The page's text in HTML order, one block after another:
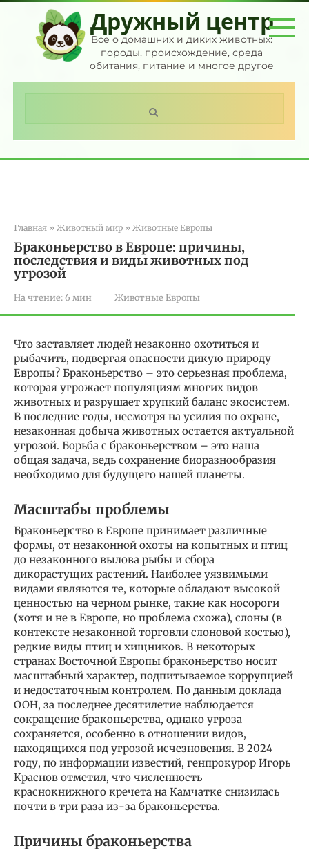
Перейти
контенту
Дружный центр
Все о домашних и диких животных:
породы, происхождение, среда
обитания, питание и многое другое
Главная » Животный мир » Животные Европы
Браконьерство в Европе: причины,
последствия и виды животных под
угрозой
На чтение:6 мин Животные Европы
Что заставляет людей незаконно охотиться и
рыбачить, подвергая опасности дикую природу
Европы? Браконьерство – это серьезная проблема,
которая угрожает популяциям многих видов
животных и разрушает хрупкий баланс экосистем.
В последние годы, несмотря на усилия по охране,
незаконная добыча животных остается актуальной
угрозой. Борьба с браконьерством – это наша
общая задача, ведь сохранение биоразнообразия
необходимо для будущего нашей планеты.
Масштабы проблемы
Браконьерство в Европе принимает различные
формы, от незаконной охоты на копытных и птиц
до незаконного вылова рыбы и сбора
дикорастущих растений. Наиболее уязвимыми
видами являются те, которые обладают высокой
ценностью на черном рынке, такие как носороги
(хотя и не в Европе, но проблема схожа), слоны (в
контексте незаконной торговли слоновой костью),
редкие виды птиц и хищников. В некоторых
странах Восточной Европы браконьерство носит
масштабный характер, подпитываемое коррупцией
и недостаточным контролем. По данным доклада
ООН, за последнее десятилетие наблюдается
сокращение браконьерства, однако угроза
сохраняется, особенно в отношении видов,
находящихся под угрозой исчезновения. В 2024
году, по информации известий, генпрокурор Игорь
Краснов отметил, что численность
краснокнижного кречета на Камчатке снизилась
почти в три раза из-за браконьерства.
Причины браконьерства